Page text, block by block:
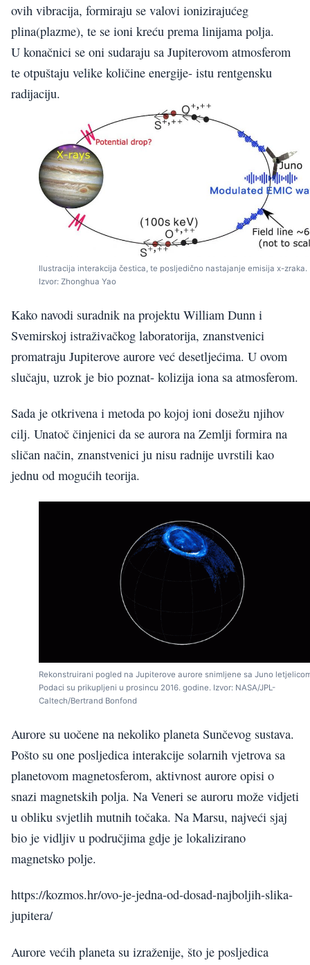
ovih vibracija, formiraju se valovi ionizirajućeg
plina(plazme), te se ioni kreću prema linijama polja.
U konačnici se oni sudaraju sa Jupiterovom atmosferom
te otpuštaju velike količine energije- istu rentgensku
radijaciju.
Ilustracija interakcija čestica, te posljedično nastajanje emisija x-zraka.
Izvor: Zhonghua Yao
Kako navodi suradnik na projektu William Dunn i
Svemirskoj istraživačkog laboratorija, znanstvenici
promatraju Jupiterove aurore već desetljećima. U ovom
slučaju, uzrok je bio poznat- kolizija iona sa atmosferom.
Sada je otkrivena i metoda po kojoj ioni dosežu njihov
cilj. Unatoč činjenici da se aurora na Zemlji formira na
sličan način, znanstvenici ju nisu radnije uvrstili kao
jednu od mogućih teorija.
Rekonstruirani pogled na Jupiterove aurore snimljene sa Juno
Podaci su prikupljeni u prosincu 2016. godine. Izvor: NASA/JPL-
Caltech/Bertrand Bonfond
Aurore su uočene na nekoliko planeta Sunčevog sustava.
Pošto su one posljedica interakcije solarnih vjetrova sa
planetovom magnetosferom, aktivnost aurore opisi o
snazi magnetskih polja. Na Veneri se auroru može vidjeti
u obliku svjetlih mutnih točaka. Na Marsu, najveći sjaj
bio je vidljiv u područjima gdje je lokalizirano
magnetsko polje.
https://kozmos.hr/ovo-je-jedna-od-dosad-najboljih-slika-
jupitera/
Aurore većih planeta su izraženije, što je posljedica